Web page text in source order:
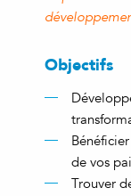
Objectifs
de vos
Trouver